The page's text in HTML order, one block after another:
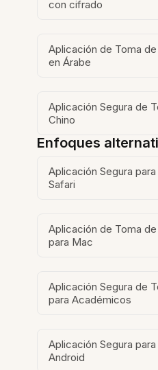
con cifrado
Aplicación de Toma
en Árabe
Aplicación Segura de
Chino
Enfoques
Aplicación Segura
Safari
Aplicación de Toma
para Mac
Aplicación Segura de
para Académicos
Aplicación Segura
Android